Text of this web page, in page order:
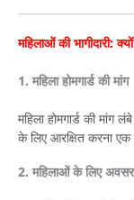
महिलाओं की भागीदारी:
1. महिला होमगार्ड की मांग
महिला होमगार्ड की मांग
के लिए आरक्षित करना एक
2. महिलाओं के लिए अवसर